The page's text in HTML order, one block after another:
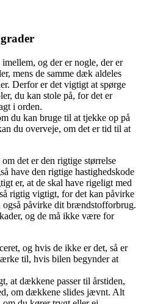
og der er nogle, der er
mens de samme dæk aldeles
Derfor er det vigtigt at spørge
du kan stole på, for det er
i orden.
du kan bruge til at tjekke op på
du overveje, om det er tid til at
det er den rigtige størrelse
have den rigtige hastighedskode
er, at de skal have rigeligt med
rigtig vigtigt, for det kan påvirke
også påvirke dit brændstofforbrug.
og de må ikke være for
og hvis de ikke er det, så er
til, hvis bilen begynder at
at dækkene passer til årstiden,
om dækkene slides jævnt. Alt